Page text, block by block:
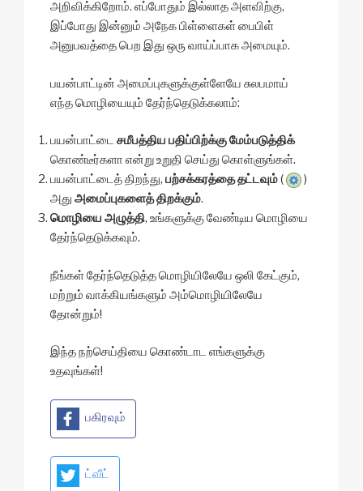
அறிவிக்கிறோம். எப்போதும் இல்லாத அளவிற்கு,
இப்போது இன்னும் அநேக பிள்ளைகள் பைபிள்
அனுபவத்தை பெற இது ஒரு வாய்ப்பாக அமையும்.
பயன்பாட்டின் அமைப்புகளுக்குள்ளேயே சுலபமாய்
எந்த மொழியையும் தேர்ந்தெடுக்கலாம்:
பயன்பாட்டை சமீபத்திய பதிப்பிற்க்கு மேம்படுத்திக்
கொண்டீர்களா என்று உறுதி செய்து கொள்ளுங்கள்.
பயன்பாட்டைத் திறந்து, பற்சக்கரத்தை தட்டவும்(
)
அது அமைப்புகளைத் திறக்கும்.
மொழியை அழுத்தி, உங்களுக்கு வேண்டிய மொழியை
தேர்ந்தெடுக்கவும்.
நீங்கள் தேர்ந்தெடுத்த மொழியிலேயே ஒலி கேட்கும்,
மற்றும் வாக்கியங்களும் அம்மொழியிலேயே
தோன்றும்!
இந்த நற்செய்தியை கொண்டாட எங்களுக்கு
உதவுங்கள்!
பகிரவும்
ட்வீட்